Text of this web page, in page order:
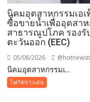
นิคมอุตสาหกรรมเอเ
ซื้อขายน้ำเพื่ออุตสา
สาธารณูปโภค รองรั
ตะวันออก (EEC)
05/08/2026
​นิคมอุตสาหกรรมเ...
โฟกัสข่าวเด่น